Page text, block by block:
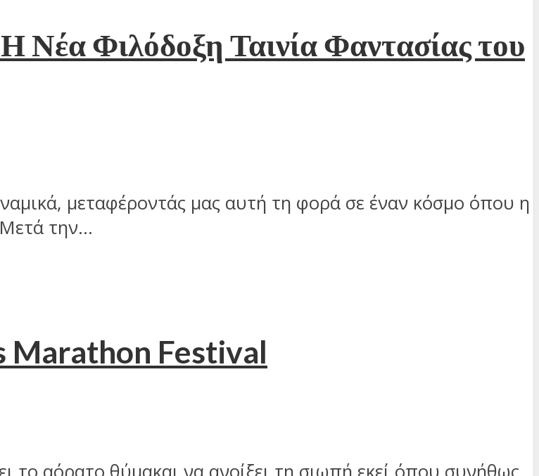
Φιλόδοξη Ταινία Φαντασίας του
μεταφέροντάς μας αυτή τη φορά σε έναν κόσμο όπου η
την...
Marathon Festival